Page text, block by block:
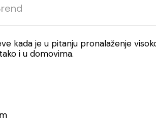
kada je u pitanju pronalaženje
i u domovima.